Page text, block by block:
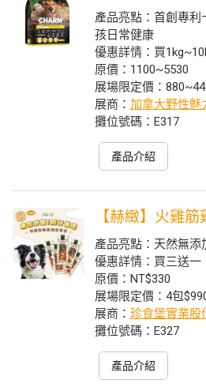
產品亮點：首創專
孩日常健康
優惠詳情：買
原價：1100~5530
展場限定價：
展商： 加拿大野性魅
攤位號碼：E317
產品介紹
【赫緻】火雞
產品亮點：天然無添
優惠詳情：買三送一
原價：NT$330
展場限定價：4包
展商： 珍食堡實業股
攤位號碼：E327
產品介紹